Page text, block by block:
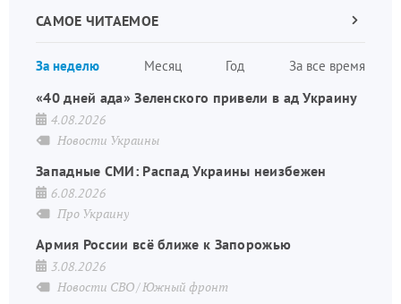
САМОЕ ЧИТАЕМОЕ
За неделю Месяц Год За все время
Следующая
«40 дней ада» Зеленского привели в ад Украину
4.08.2026
Новости Украины
Западные СМИ: Распад Украины неизбежен
6.08.2026
Про Украину
Армия России всё ближе к Запорожью
3.08.2026
Новости СВО Южный фронт